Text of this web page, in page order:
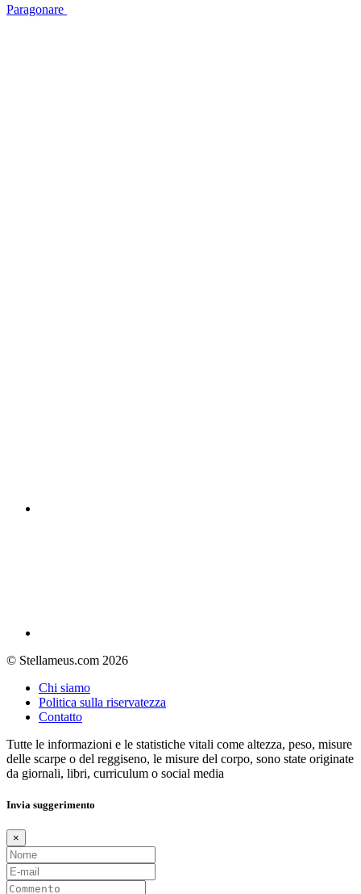
Paragonare
© Stellameus.com 2026
Chi siamo
Politica sulla riservatezza
Contatto
Tutte le informazioni e le statistiche vitali come altezza, peso, misure
delle scarpe o del reggiseno, le misure del corpo, sono state originate
da giornali, libri, curriculum o social media
Invia suggerimento
×